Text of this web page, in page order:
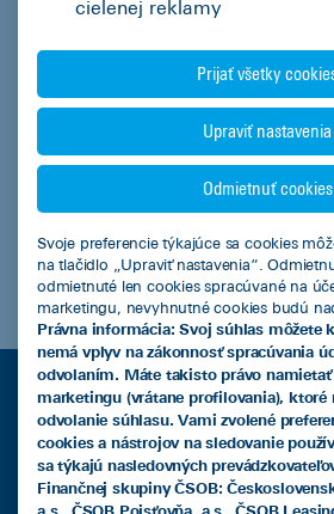
ČSOB Leasing, a.s.
VIAC INFORMÁCIÍ
Leasingový úver
cielenej reklamy
Prijať všetky
Upraviť nastavenia
Odmietnuť cookies
Svoje preferencie týkajúce sa cookies
na tlačidlo „Upraviť nastavenia“.
odmietnuté len cookies spracúvané na
marketingu, nevyhnutné cookies budú
Právna informácia: Svoj súhlas môžete
nemá vplyv na zákonnosť spracúvania
odvolaním. Máte takisto právo
marketingu (vrátane profilovania),
odvolanie súhlasu. Vami zvolené
cookies a nástrojov na sledovanie
sa týkajú nasledovných
Finančnej skupiny ČSOB: